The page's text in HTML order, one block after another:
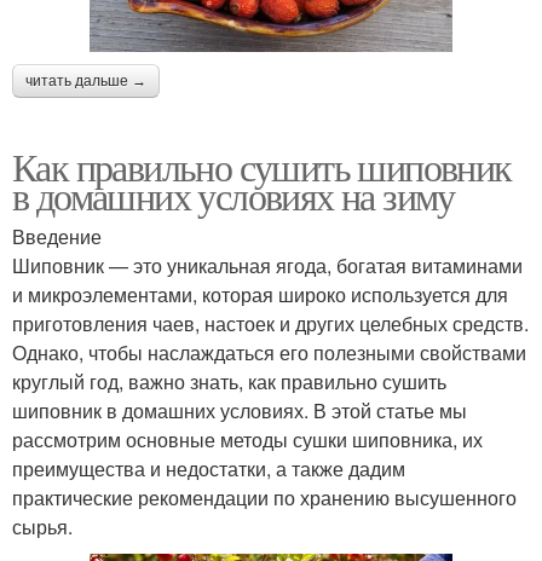
читать дальше →
Как правильно сушить шиповник
в домашних условиях на зиму
Введение
Шиповник — это уникальная ягода, богатая витаминами
и микроэлементами, которая широко используется для
приготовления чаев, настоек и других целебных средств.
Однако, чтобы наслаждаться его полезными свойствами
круглый год, важно знать, как правильно сушить
шиповник в домашних условиях. В этой статье мы
рассмотрим основные методы сушки шиповника, их
преимущества и недостатки, а также дадим
практические рекомендации по хранению высушенного
сырья.